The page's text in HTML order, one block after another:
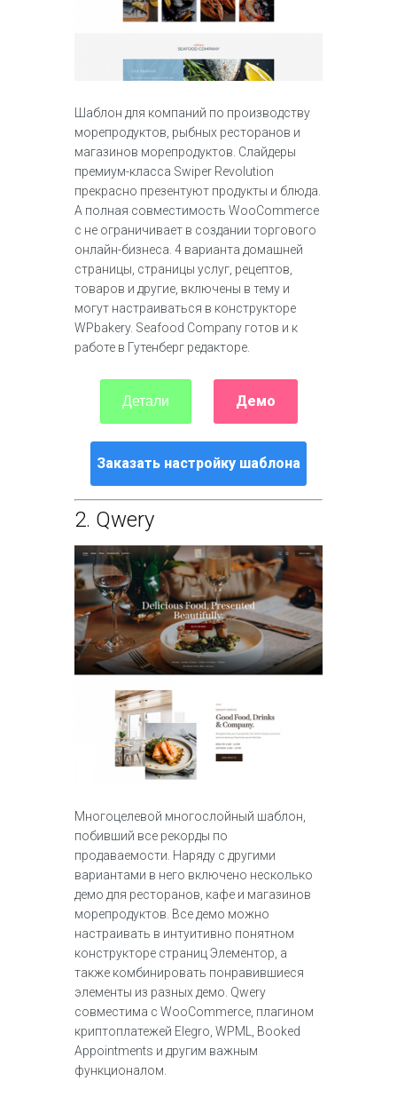
Шаблон для компаний по производству
морепродуктов, рыбных ресторанов и
магазинов морепродуктов. Слайдеры
премиум-класса Swiper Revolution
прекрасно презентуют продукты и блюда.
А полная совместимость WooCommerce
с не ограничивает в создании торгового
онлайн-бизнеса. 4 варианта домашней
страницы, страницы услуг, рецептов,
товаров и другие, включены в тему и
могут настраиваться в конструкторе
WPbakery. Seafood Company готов и к
работе в Гутенберг редакторе.
Детали Демо
Заказать настройку шаблона
2. Qwery
Многоцелевой многослойный шаблон,
побивший все рекорды по
продаваемости. Наряду с другими
вариантами в него включено несколько
демо для ресторанов, кафе и магазинов
морепродуктов. Все демо можно
настраивать в интуитивно понятном
конструкторе страниц Элементор, а
также комбинировать понравившиеся
элементы из разных демо. Qwery
совместима с WooCommerce, плагином
криптоплатежей Elegro, WPML, Booked
Appointments и другим важным
функционалом.